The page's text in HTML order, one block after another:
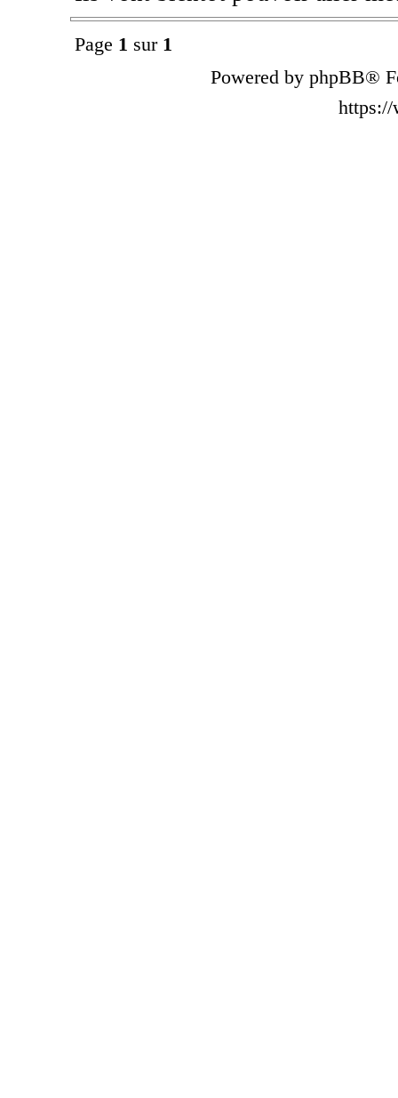
Page 1 sur 1
Powered by phpBB®
https://